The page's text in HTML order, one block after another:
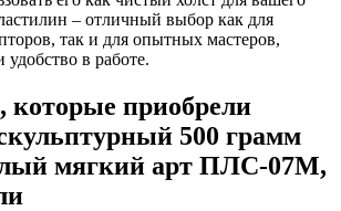
– отличный выбор как для
так и для опытных мастеров,
в работе.
которые приобрели
500 грамм
мягкий арт ПЛС-07М,